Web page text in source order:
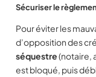
Sécuriser le
Pour éviter les
d’opposition des
séquestre(notaire,
est bloqué, puis